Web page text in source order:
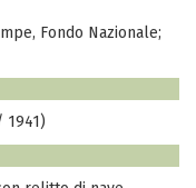
Fondo Nazionale;
1941)